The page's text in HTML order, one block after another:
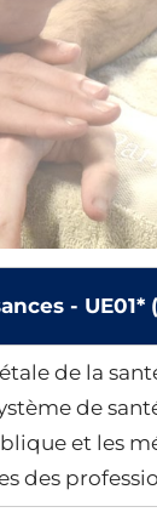
- UE01*
de la
de
et les
des